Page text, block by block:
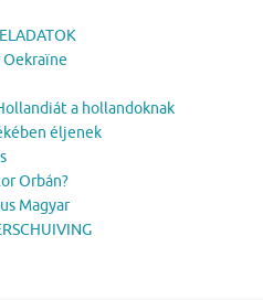
a hollandoknak
éljenek
Orbán?
Magyar